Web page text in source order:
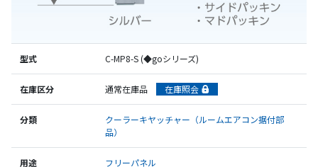
型式 C-MP8-S (◆goシリーズ)
在庫区分 通常在庫品 在庫照会
分類
クーラーキヤッチャー（ルームエアコン据付部
品）
用途 フリーパネル